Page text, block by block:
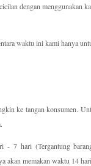
dengan menggunakan
waktu ini kami hanya
ke tangan konsumen.
7 hari (Tergantung
akan memakan waktu 14